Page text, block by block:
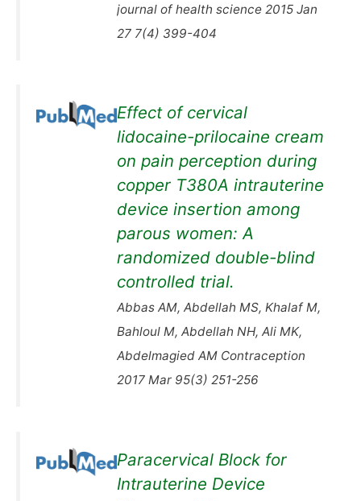
journal of health science 2015 Jan
27 7(4) 399-404
Effect of cervical
lidocaine-prilocaine cream
on pain perception during
copper T380A intrauterine
device insertion among
parous women: A
randomized double-blind
controlled trial.
Abbas AM, Abdellah MS, Khalaf M,
Bahloul M, Abdellah NH, Ali MK,
Abdelmagied AM Contraception
2017 Mar 95(3) 251-256
Paracervical Block for
Intrauterine Device